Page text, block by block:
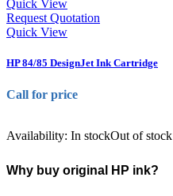
Quick View
Request Quotation
Quick View
HP 84/85 DesignJet Ink Cartridge
Call for price
Availability: In stockOut of stock
Why buy original HP ink?